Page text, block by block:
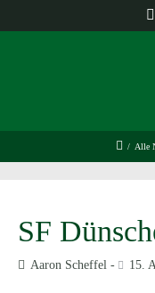
/ Alle
SF
Aaron Scheffel 15.